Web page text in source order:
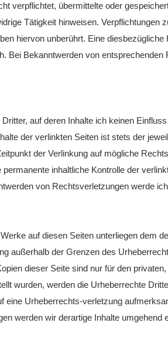
verpflichtet, übermittelte oder
Tätigkeit hinweisen. Verpflichtungen
hiervon unberührt. Eine
Bei Bekanntwerden von
auf deren Inhalte ich keinen
der verlinkten Seiten ist stets der
der Verlinkung auf mögliche
inhaltliche Kontrolle der
von Rechtsverletzungen werde
auf diesen Seiten unterliegen dem
außerhalb der Grenzen des
dieser Seite sind nur für den
wurden, werden die Urheberrechte
eine Urheberrechts-verletzung
werden wir derartige Inhalte umgehend